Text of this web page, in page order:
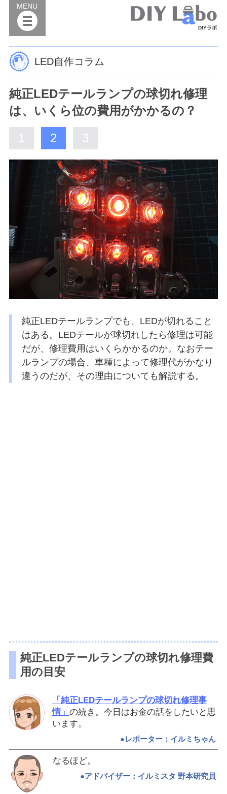
DIYラボ
MENU
LED自作コラム
純正LEDテールランプの球切れ修理
は、いくら位の費用がかかるの？
1
2 3
純正LEDテールランプでも、LEDが切れること
はある。LEDテールが球切れしたら修理は可能
だが、修理費用はいくらかかるのか。なおテー
ルランプの場合、車種によって修理代がかなり
違うのだが、その理由についても解説する。
純正LEDテールランプの球切れ修理費
用の目安
「純正LEDテールランプの球切れ修理事
情」 の続き。今日はお金の話をしたいと思
います。
●レポーター：イルミちゃん
なるほど。
●アドバイザー：イルミスタ 野本研究員